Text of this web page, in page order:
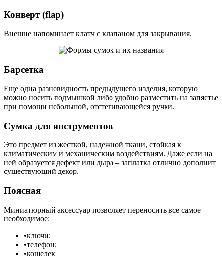
Конверт (flap)
Внешне напоминает клатч с клапаном для закрывания.
Барсетка
Еще одна разновидность предыдущего изделия, которую
можно носить подмышкой либо удобно разместить на запястье
при помощи небольшой, отстегивающейся ручки.
Сумка для инструментов
Это предмет из жесткой, надежной ткани, стойкая к
климатическим и механическим воздействиям. Даже если на
ней образуется дефект или дыра – заплатка отлично дополнит
существующий декор.
Поясная
Миниатюрный аксессуар позволяет переносить все самое
необходимое:
•ключи;
•телефон;
•кошелек.